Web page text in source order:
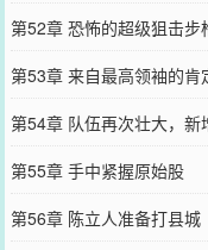
第52章 恐怖的超级狙击步
第53章 来自最高领袖的
第54章 队伍再次壮大，新
第55章 手中紧握原始股
第56章 陈立人准备打县城